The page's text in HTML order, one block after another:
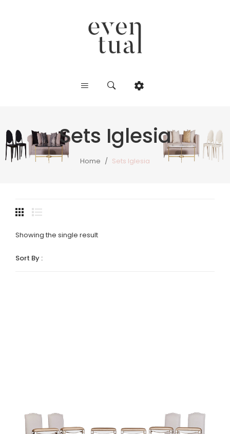
Sets Iglesia
Home / Sets Iglesia
Showing the single result
Sort By :